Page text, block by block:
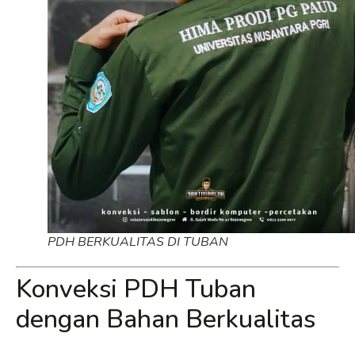
PDH BERKUALITAS DI TUBAN
Konveksi PDH Tuban
dengan Bahan Berkualitas